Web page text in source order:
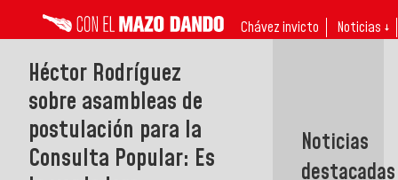
Chávez invicto Noticias ↓
Héctor Rodríguez
sobre asambleas de
postulación para la
Consulta Popular: Es
Noticias
destacadas